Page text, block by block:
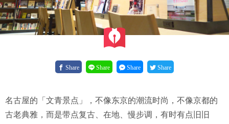
Share Share Share Share
名古屋的「文青景点」，不像东京的潮流时尚，不像京都的
古老典雅，而是带点复古、在地、慢步调，有时有点旧旧